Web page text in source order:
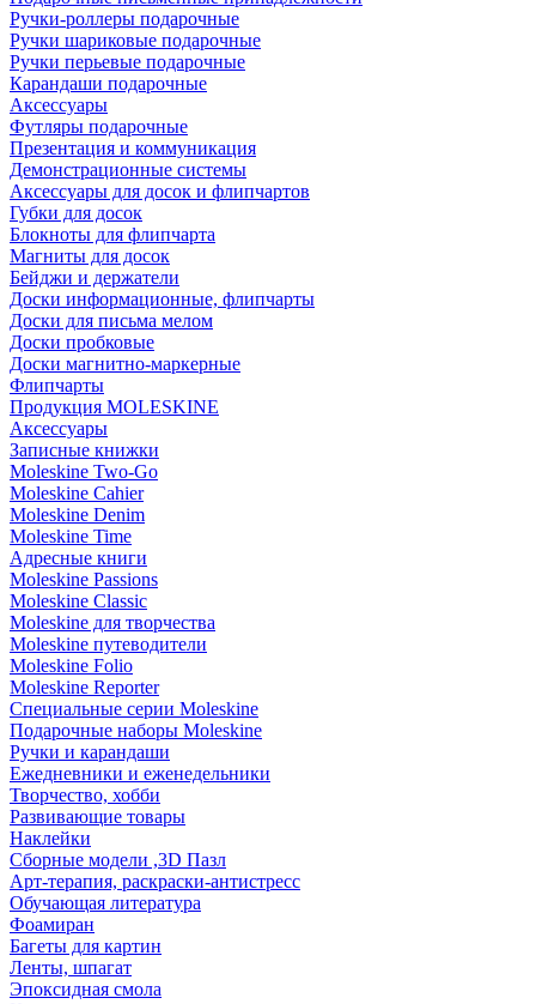
Ручки-роллеры подарочные
Ручки шариковые подарочные
Ручки перьевые подарочные
Карандаши подарочные
Аксессуары
Футляры подарочные
Презентация и коммуникация
Демонстрационные системы
Аксессуары для досок и флипчартов
Губки для досок
Блокноты для флипчарта
Магниты для досок
Бейджи и держатели
Доски информационные, флипчарты
Доски для письма мелом
Доски пробковые
Доски магнитно-маркерные
Флипчарты
Продукция MOLESKINE
Аксессуары
Записные книжки
Moleskine Two-Go
Moleskine Cahier
Moleskine Denim
Moleskine Time
Адресные книги
Moleskine Passions
Moleskine Classic
Moleskine для творчества
Moleskine путеводители
Moleskine Folio
Moleskine Reporter
Специальные серии Moleskine
Подарочные наборы Moleskine
Ручки и карандаши
Ежедневники и еженедельники
Творчество, хобби
Развивающие товары
Наклейки
Сборные модели ,3D Пазл
Арт-терапия, раскраски-антистресс
Обучающая литература
Фоамиран
Багеты для картин
Ленты, шпагат
Эпоксидная смола